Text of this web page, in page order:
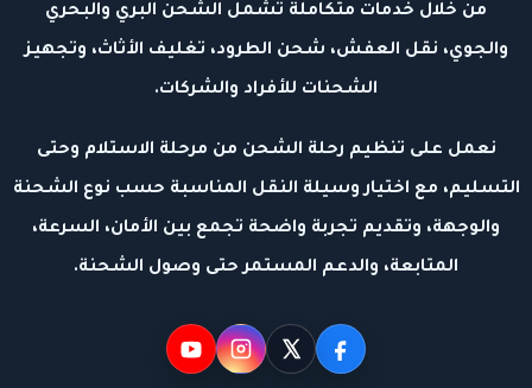
من خلال خدمات متكاملة تشمل الشحن البري والبحري
والجوي، نقل العفش، شحن الطرود، تغليف الأثاث، وتجهيز
الشحنات للأفراد والشركات.
نعمل على تنظيم رحلة الشحن من مرحلة الاستلام وحتى
التسليم، مع اختيار وسيلة النقل المناسبة حسب نوع الشحنة
والوجهة، وتقديم تجربة واضحة تجمع بين الأمان، السرعة،
المتابعة، والدعم المستمر حتى وصول الشحنة.